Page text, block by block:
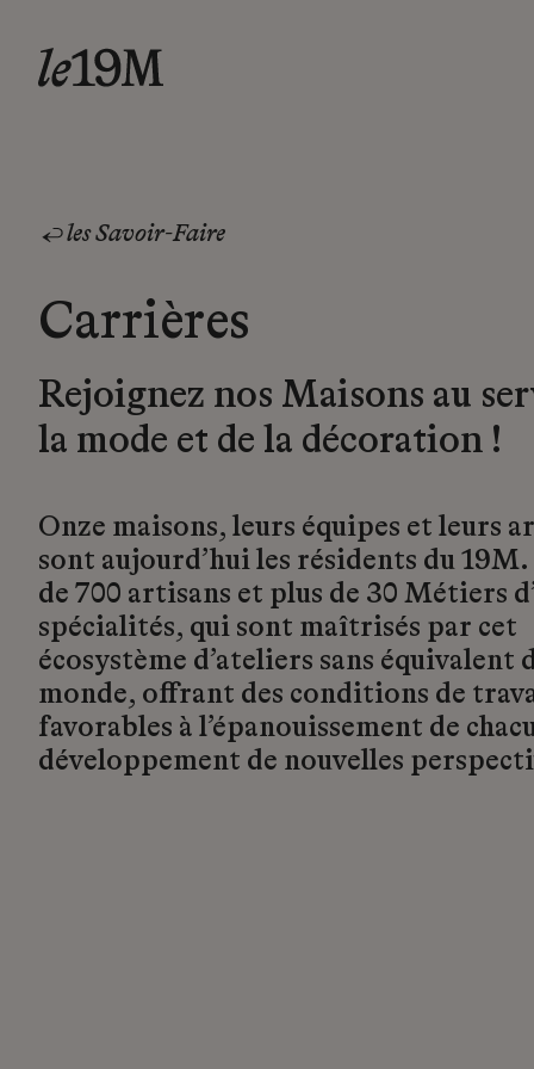
les Savoir-Faire
Carrières
Rejoignez nos Maisons au
la mode et de la décoration !
Onze maisons, leurs équipes et leurs
sont aujourd’hui les résidents du
de 700 artisans et plus de 30 Métiers
spécialités, qui sont maîtrisés par cet
écosystème d’ateliers sans équivalent
monde, offrant des conditions de
favorables à l’épanouissement de
développement de nouvelles